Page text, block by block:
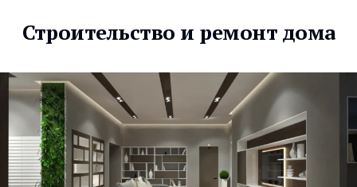
Строительство и ремонт дома